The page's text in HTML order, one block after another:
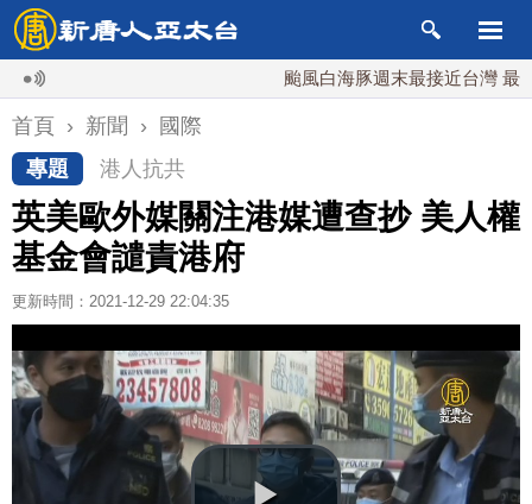
颱風白海豚週末最接近台灣 最快9日
首頁 › 新聞 ›
國際
專題
港人抗共
英美歐外媒關注港媒遭查抄 美人權
基金會譴責港府
更新時間：2021-12-29 22:04:35